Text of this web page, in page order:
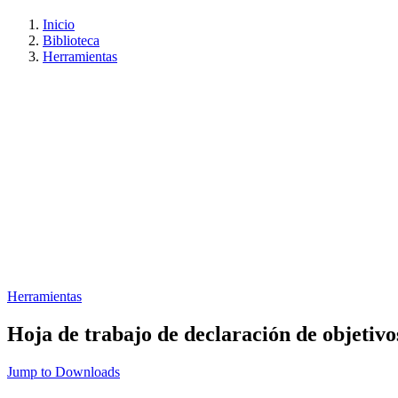
Inicio
Biblioteca
Herramientas
Herramientas
Hoja de trabajo de declaración de
Jump to Downloads